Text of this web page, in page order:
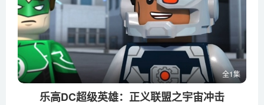
全1集
乐高DC超级英雄：正义联盟之宇宙冲击